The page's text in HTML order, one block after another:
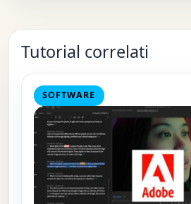
Tutorial correlati
SOFTWARE